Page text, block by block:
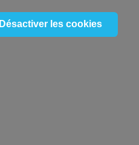
Désactiver les cookies